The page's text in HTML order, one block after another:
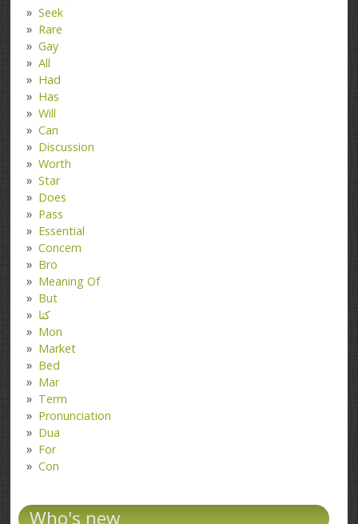
Seek
Rare
Gay
All
Had
Has
Will
Can
Discussion
Worth
Star
Does
Pass
Essential
Concern
Bro
Meaning Of
But
کتا
Mon
Market
Bed
Mar
Term
Pronunciation
Dua
For
Con
Who's new